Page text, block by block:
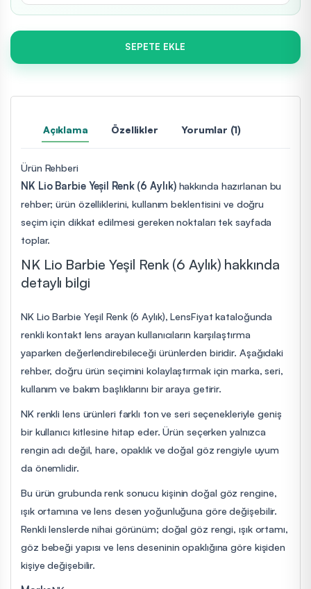
SEPETE EKLE
Açıklama Özellikler Yorumlar (1)
Ürün Rehberi
NK Lio Barbie Yeşil Renk (6 Aylık)hakkında hazırlanan bu
rehber; ürün özelliklerini, kullanım beklentisini ve doğru
seçim için dikkat edilmesi gereken noktaları tek sayfada
toplar.
NK Lio Barbie Yeşil Renk (6 Aylık) hakkında
detaylı bilgi
NK Lio Barbie Yeşil Renk (6 Aylık), LensFiyat kataloğunda
renkli kontakt lens arayan kullanıcıların karşılaştırma
yaparken değerlendirebileceği ürünlerden biridir. Aşağıdaki
rehber, doğru ürün seçimini kolaylaştırmak için marka, seri,
kullanım ve bakım başlıklarını bir araya getirir.
NK renkli lens ürünleri farklı ton ve seri seçenekleriyle geniş
bir kullanıcı kitlesine hitap eder. Ürün seçerken yalnızca
rengin adı değil, hare, opaklık ve doğal göz rengiyle uyum
da önemlidir.
Bu ürün grubunda renk sonucu kişinin doğal göz rengine,
ışık ortamına ve lens desen yoğunluğuna göre değişebilir.
Renkli lenslerde nihai görünüm; doğal göz rengi, ışık ortamı,
göz bebeği yapısı ve lens deseninin opaklığına göre kişiden
kişiye değişebilir.